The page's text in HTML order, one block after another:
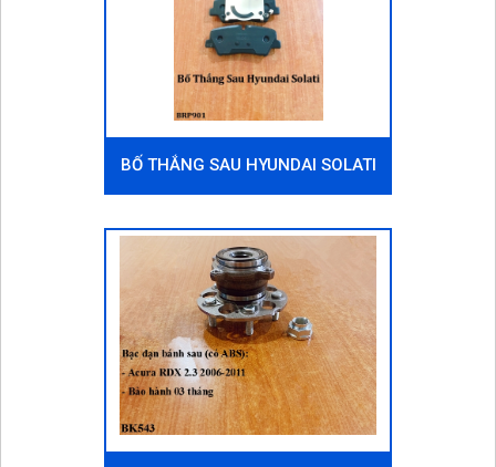
BỐ THẮNG SAU HYUNDAI SOLATI